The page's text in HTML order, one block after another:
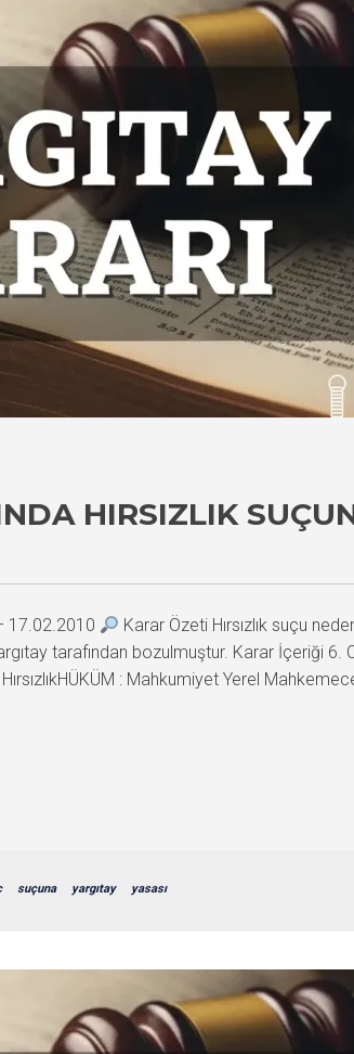
HIRSIZLIK
17.02.2010
Karar Özeti Hırsızlık suçu
tarafından bozulmuştur. Karar
: Mahkumiyet Yerel
suçuna yargıtay yasası